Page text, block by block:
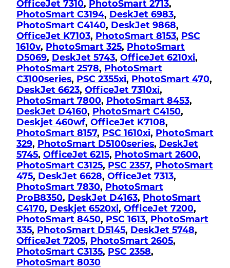
OfficeJet 7310, PhotoSmart 2713,
PhotoSmart C3194, DeskJet 6983,
PhotoSmart C4140, DeskJet 9868,
OfficeJet K7103, PhotoSmart 8153, PSC
1610v, PhotoSmart 325, PhotoSmart
D5069, DeskJet 5743, OfficeJet 6210xi,
PhotoSmart 2578, PhotoSmart
C3100series, PSC 2355xi, PhotoSmart 470,
DeskJet 6623, OfficeJet 7310xi,
PhotoSmart 7800, PhotoSmart 8453,
DeskJet D4160, PhotoSmart C4150,
Deskjet 460wf, OfficeJet K7108,
PhotoSmart 8157, PSC 1610xi, PhotoSmart
329, PhotoSmart D5100series, DeskJet
5745, OfficeJet 6215, PhotoSmart 2600,
PhotoSmart C3125, PSC 2357, PhotoSmart
475, DeskJet 6628, OfficeJet 7313,
PhotoSmart 7830, PhotoSmart
ProB8350, DeskJet D4163, PhotoSmart
C4170, Deskjet 6520xi, OfficeJet 7200,
PhotoSmart 8450, PSC 1613, PhotoSmart
335, PhotoSmart D5145, DeskJet 5748,
OfficeJet 7205, PhotoSmart 2605,
PhotoSmart C3135, PSC 2358,
PhotoSmart 8030